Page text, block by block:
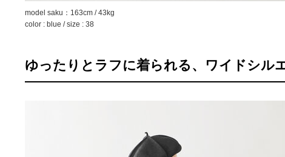
model saku：163cm / 43kg
color : blue / size : 38
ゆったりとラフに着られる、ワイドシル